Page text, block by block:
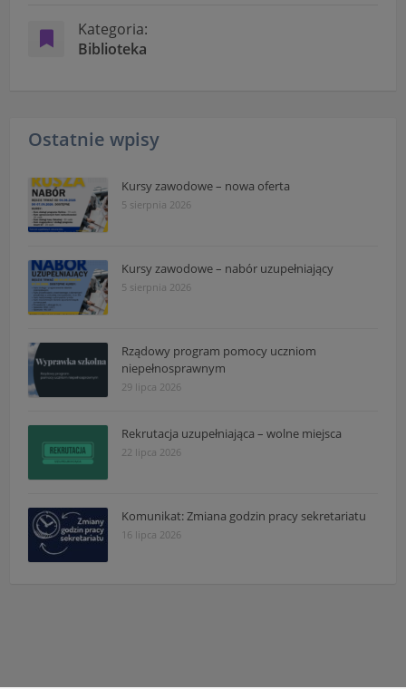
Kategoria:
Biblioteka
Ostatnie wpisy
Kursy zawodowe – nowa oferta
5 sierpnia 2026
Kursy zawodowe – nabór uzupełniający
5 sierpnia 2026
Rządowy program pomocy uczniom
niepełnosprawnym
29 lipca 2026
Rekrutacja uzupełniająca – wolne miejsca
22 lipca 2026
Komunikat: Zmiana godzin pracy sekretariatu
16 lipca 2026